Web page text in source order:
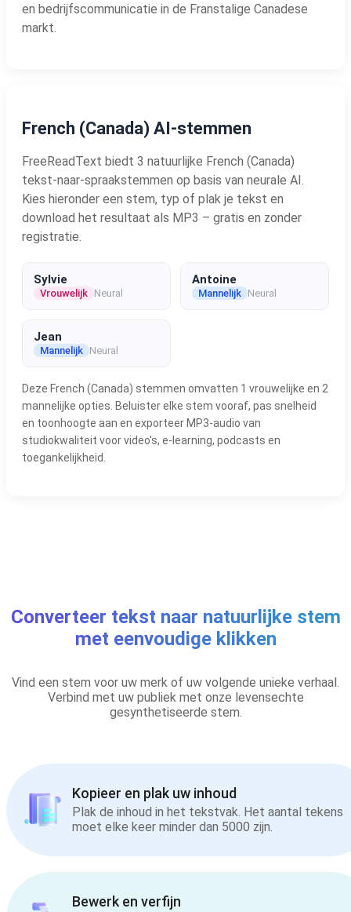
en bedrijfscommunicatie in de Franstalige Canadese
markt.
French (Canada) AI-stemmen
FreeReadText biedt 3 natuurlijke French (Canada)
tekst-naar-spraakstemmen op basis van neurale AI.
Kies hieronder een stem, typ of plak je tekst en
download het resultaat als MP3 – gratis en zonder
registratie.
Sylvie
Vrouwelijk Neural
Antoine
Mannelijk Neural
Jean
Mannelijk Neural
Deze French (Canada) stemmen omvatten 1 vrouwelijke en 2
mannelijke opties. Beluister elke stem vooraf, pas snelheid
en toonhoogte aan en exporteer MP3-audio van
studiokwaliteit voor video's, e-learning, podcasts en
toegankelijkheid.
Converteer tekst naar natuurlijke stem
met eenvoudige klikken
Vind een stem voor uw merk of uw volgende unieke verhaal.
Verbind met uw publiek met onze levensechte
gesynthetiseerde stem.
Kopieer en plak uw inhoud
Plak de inhoud in het tekstvak. Het aantal tekens
moet elke keer minder dan 5000 zijn.
Bewerk en verfijn